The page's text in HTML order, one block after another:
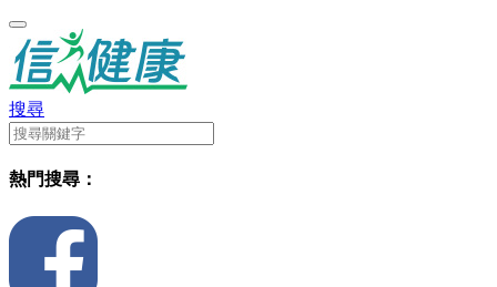
搜尋
熱門搜尋：